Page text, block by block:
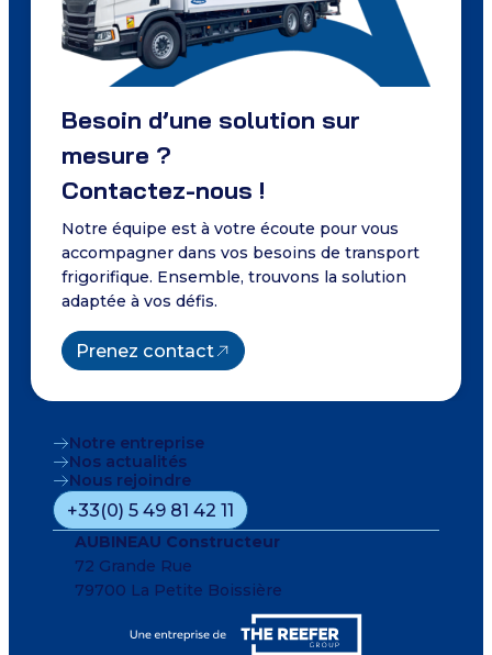
Besoin d’une solution sur
mesure ?
Contactez-nous !
Notre équipe est à votre écoute pour vous
accompagner dans vos besoins de transport
frigorifique. Ensemble, trouvons la solution
adaptée à vos défis.
Prenez contact
Notre entreprise
Nos actualités
Nous rejoindre
+33(0) 5 49 81 42 11
AUBINEAU Constructeur
72 Grande Rue
79700 La Petite Boissière